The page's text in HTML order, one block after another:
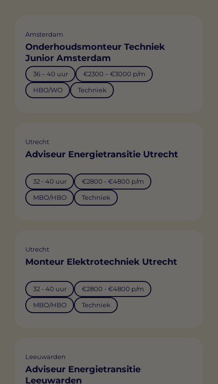
Amsterdam
Onderhoudsmonteur Techniek
Junior Amsterdam
36 – 40 uur €2300 – €3000 p/m
HBO/WO Techniek
Utrecht
Adviseur Energietransitie Utrecht
32 - 40 uur €2800 - €4800 p/m
MBO/HBO Techniek
Utrecht
Monteur Elektrotechniek Utrecht
32 - 40 uur €2800 - €4800 p/m
MBO/HBO Techniek
Leeuwarden
Adviseur Energietransitie
Leeuwarden